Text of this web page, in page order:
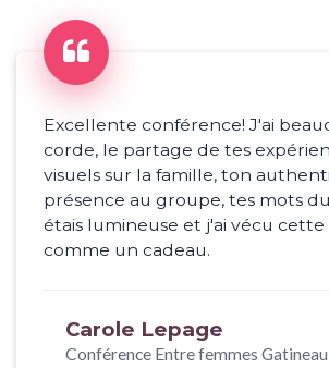
Excellente conférence! J'ai
corde, le partage de tes
visuels sur la famille, ton
présence au groupe, tes mots
étais lumineuse et j'ai vécu
comme un cadeau.
Carole Lepage
Conférence Entre femmes Gatineau